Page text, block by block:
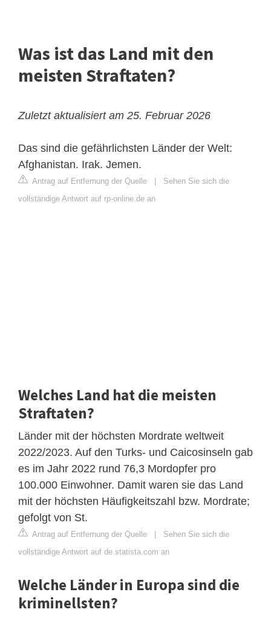
Was ist das Land mit den
meisten Straftaten?
Zuletzt aktualisiert am 25. Februar 2026
Das sind die gefährlichsten Länder der Welt:
Afghanistan. Irak. Jemen.
Antrag auf Entfernung der Quelle
Sehen Sie sich die
vollständige Antwort auf rp-online.de an
Welches Land hat die meisten
Straftaten?
Länder mit der höchsten Mordrate weltweit
2022/2023. Auf den Turks- und Caicosinseln gab
es im Jahr 2022 rund 76,3 Mordopfer pro
100.000 Einwohner. Damit waren sie das Land
mit der höchsten Häufigkeitszahl bzw. Mordrate;
gefolgt von St.
Antrag auf Entfernung der Quelle
Sehen Sie sich die
vollständige Antwort auf de.statista.com an
Welche Länder in Europa sind die
kriminellsten?